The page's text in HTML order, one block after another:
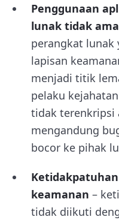
Penggunaan
lunak tidak
perangkat
lapisan
menjadi titik
pelaku
tidak terenkripsi
mengandung
bocor ke pihak
keamanan –
tidak diikuti